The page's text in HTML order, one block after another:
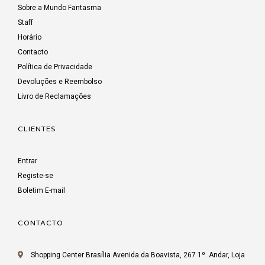
Sobre a Mundo Fantasma
Staff
Horário
Contacto
Política de Privacidade
Devoluções e Reembolso
Livro de Reclamações
CLIENTES
Entrar
Registe-se
Boletim E-mail
CONTACTO
Shopping Center Brasília Avenida da Boavista, 267 1º. Andar, Loja